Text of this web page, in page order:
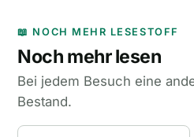
📖 NOCH MEHR LESESTOFF
Noch mehr lesen
Bei jedem Besuch eine
Bestand.